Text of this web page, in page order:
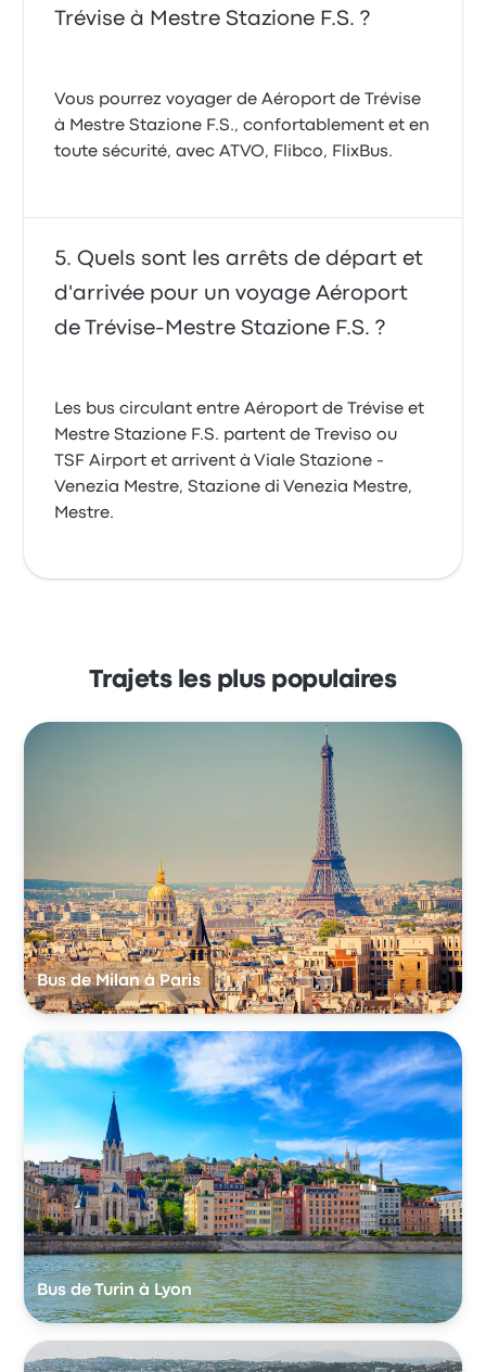
Trévise à Mestre Stazione F.S. ?
Vous pourrez voyager de Aéroport de Trévise
à Mestre Stazione F.S., confortablement et en
toute sécurité, avec ATVO, Flibco, FlixBus.
Quels sont les arrêts de départ et
d'arrivée pour un voyage Aéroport
de Trévise-Mestre Stazione F.S. ?
Les bus circulant entre Aéroport de Trévise et
Mestre Stazione F.S. partent de Treviso ou
TSF Airport et arrivent à Viale Stazione -
Venezia Mestre, Stazione di Venezia Mestre,
Mestre.
Trajets les plus populaires
Bus de Milan à Paris
Bus de Turin à Lyon